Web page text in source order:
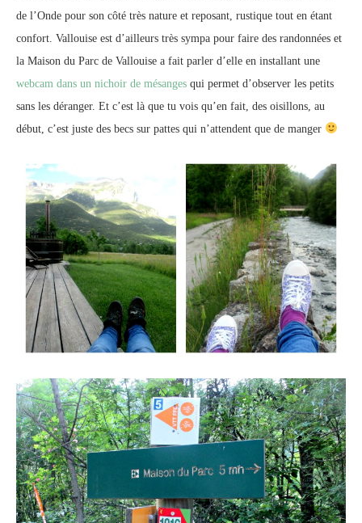
de l’Onde pour son côté très nature et reposant, rustique tout en étant
confort. Vallouise est d’ailleurs très sympa pour faire des randonnées et
la Maison du Parc de Vallouise a fait parler d’elle en installant une
webcam dans un nichoir de mésanges qui permet d’observer les petits
sans les déranger. Et c’est là que tu vois qu’en fait, des oisillons, au
début, c’est juste des becs sur pattes qui n’attendent que de manger